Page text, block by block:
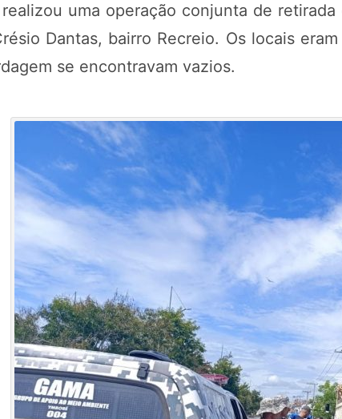
uma operação conjunta de
Dantas, bairro Recreio. Os locais
se encontravam vazios.